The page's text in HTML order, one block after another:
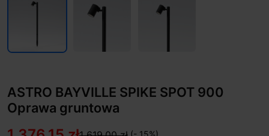
ASTRO BAYVILLE SPIKE SPOT 900
Oprawa gruntowa
(- 15%)